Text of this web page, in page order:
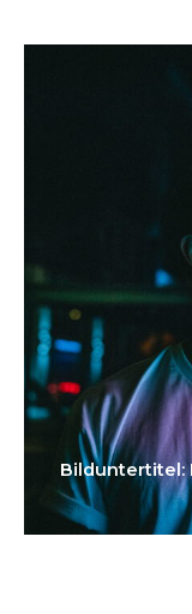
Bilduntertitel: